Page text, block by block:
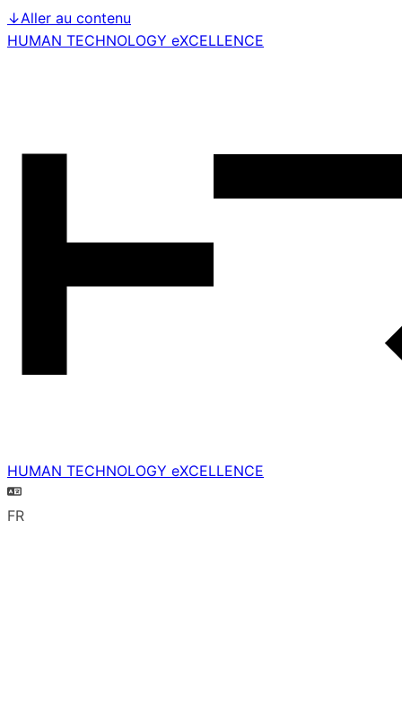
↓Aller au contenu
HUMAN TECHNOLOGY eXCELLENCE
HUMAN TECHNOLOGY eXCELLENCE
FR